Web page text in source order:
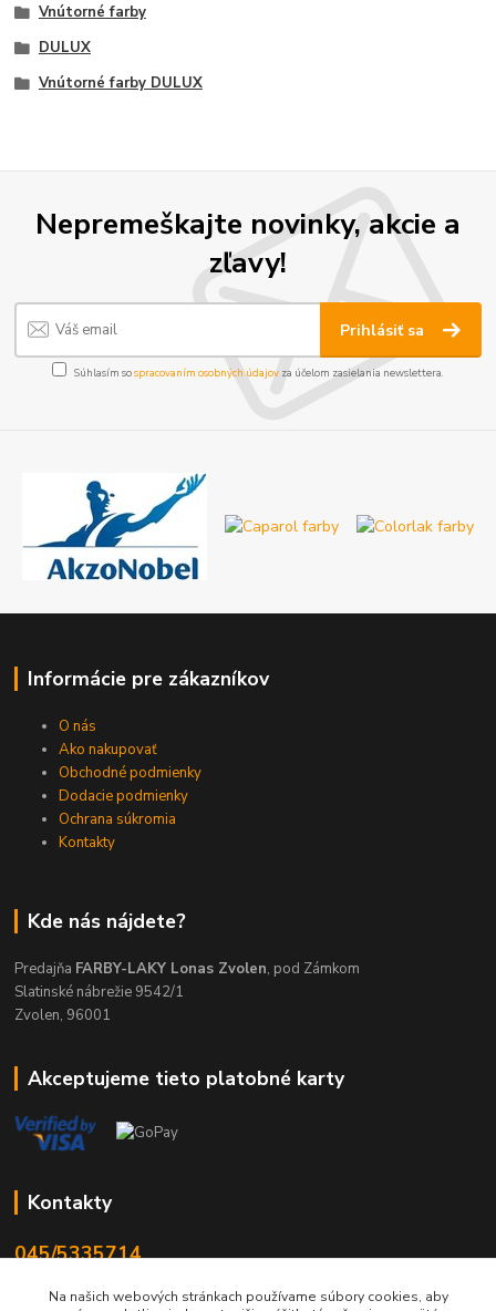
Vnútorné farby
DULUX
Vnútorné farby DULUX
Nepremeškajte novinky, akcie a
zľavy!
Prihlásiť sa
Súhlasím sospracovaním osobných údajov za účelom zasielania newslettera.
Informácie pre zákazníkov
O nás
Ako nakupovať
Obchodné podmienky
Dodacie podmienky
Ochrana súkromia
Kontakty
Kde nás nájdete?
Predajňa FARBY-LAKY Lonas Zvolen, pod Zámkom
Slatinské nábrežie 9542/1
Zvolen, 96001
Akceptujeme tieto platobné karty
Kontakty
045/5335714
Na našich webových stránkach používame súbory cookies, aby